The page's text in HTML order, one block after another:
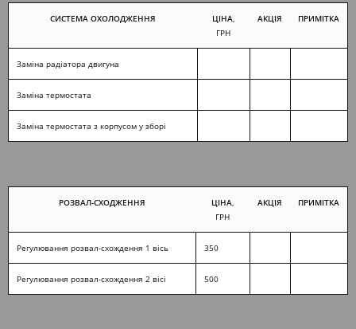
СИСТЕМА ОХОЛОДЖЕННЯ ЦІНА
ГРН
АКЦІЯ ПРИМІТКА
Заміна радіатора двигуна
Заміна термостата
Заміна термостата з корпусом у зборі
РОЗВАЛ-СХОДЖЕННЯ ЦІНА,
ГРН
АКЦІЯ ПРИМІТКА
Регулювання розвал-схождення 1 вісь 350
Регулювання розвал-схождення 2 вісі 500